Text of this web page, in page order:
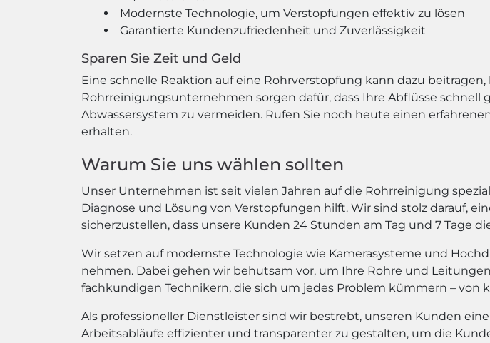
Modernste Technologie, um Verstopfungen effektiv zu lösen
Garantierte Kundenzufriedenheit und Zuverlässigkeit
Sparen Sie Zeit und Geld
Eine schnelle Reaktion auf eine Rohrverstopfung kann dazu
Rohrreinigungsunternehmen sorgen dafür, dass Ihre Abflüsse
Abwassersystem zu vermeiden. Rufen Sie noch heute einen
erhalten.
Warum Sie uns wählen sollten
Unser Unternehmen ist seit vielen Jahren auf die Rohrreinigung
Diagnose und Lösung von Verstopfungen hilft. Wir sind stolz darauf,
sicherzustellen, dass unsere Kunden 24 Stunden am Tag und 7 Tage
Wir setzen auf modernste Technologie wie Kamerasysteme und
nehmen. Dabei gehen wir behutsam vor, um Ihre Rohre und
fachkundigen Technikern, die sich um jedes Problem kümmern –
Als professioneller Dienstleister sind wir bestrebt, unseren Kunden
Arbeitsabläufe effizienter und transparenter zu gestalten, um die